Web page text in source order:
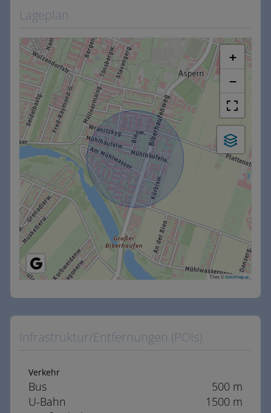
Lageplan
+
−
Tiles ©basemap.at
Infrastruktur/Entfernungen (POIs)
Verkehr
Bus
500 m
U-Bahn
1500 m